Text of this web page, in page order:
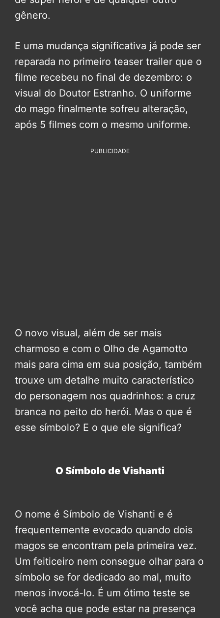
gênero.
E uma mudança significativa já pode ser
reparada no primeiro teaser trailer que o
filme recebeu no final de dezembro: o
visual do Doutor Estranho. O uniforme
do mago finalmente sofreu alteração,
após 5 filmes com o mesmo uniforme.
PUBLICIDADE
O novo visual, além de ser mais
charmoso e com o Olho de Agamotto
mais para cima em sua posição, também
trouxe um detalhe muito característico
do personagem nos quadrinhos: a cruz
branca no peito do herói. Mas o que é
esse símbolo? E o que ele significa?
O Símbolo de Vishanti
O nome é Símbolo de Vishanti e é
frequentemente evocado quando dois
magos se encontram pela primeira vez.
Um feiticeiro nem consegue olhar para o
símbolo se for dedicado ao mal, muito
menos invocá-lo. É um ótimo teste se
você acha que pode estar na presença